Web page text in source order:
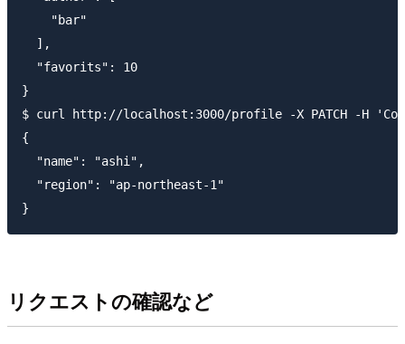
    "bar"
  ],
  "favorits": 10
}
$ curl http://localhost:3000/profile -X PATCH -H
{
  "name": "ashi",
  "region": "ap-northeast-1"
リクエストの確認など